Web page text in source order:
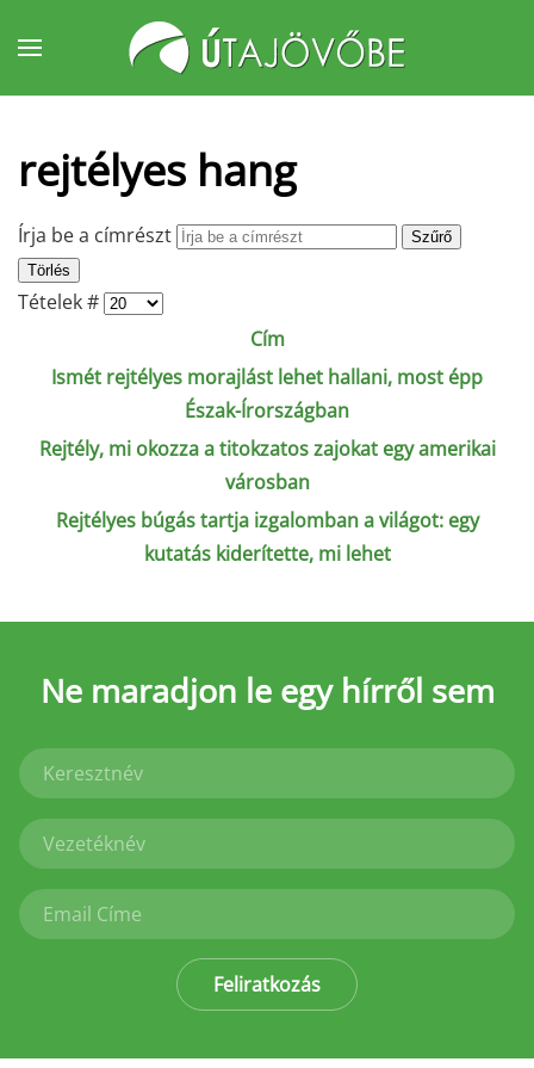
Fő tartalom átugrása
rejtélyes hang
Írja be a címrészt
Szűrő
Törlés
Tételek #
Cím
Ismét rejtélyes morajlást lehet hallani, most épp
Észak-Írországban
Rejtély, mi okozza a titokzatos zajokat egy amerikai
városban
Rejtélyes búgás tartja izgalomban a világot: egy
kutatás kiderítette, mi lehet
Ne maradjon le egy hírről sem
Feliratkozás